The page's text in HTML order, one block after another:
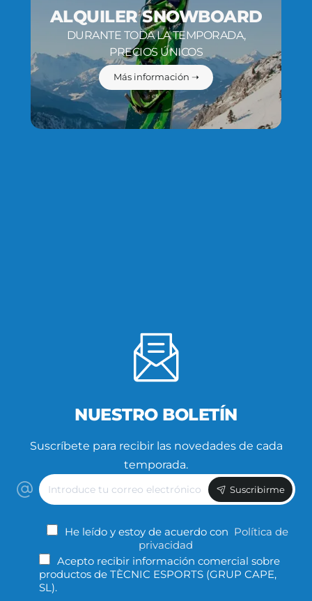
ALQUILER SNOWBOARD
DURANTE TODA LA TEMPORADA,
PRECIOS ÚNICOS
Más información ➝
NUESTRO BOLETÍN
Suscríbete para recibir las novedades de cada
temporada.
Introduce
tu
correo
Suscribirme
He leído y estoy de acuerdo con Política de
privacidad
Acepto recibir información comercial sobre
productos de TÈCNIC ESPORTS (GRUP CAPE,
SL).